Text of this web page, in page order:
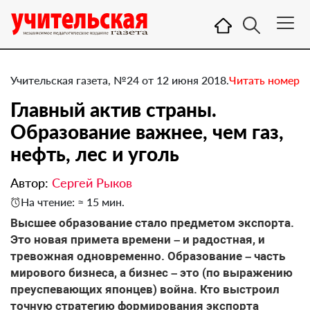
Учительская газета, №24 от 12 июня 2018.Читать номер
Главный актив страны.
Образование важнее, чем газ,
нефть, лес и уголь
Автор: Сергей Рыков
На чтение: ≈ 15 мин.
Высшее образование стало предметом экспорта.
Это новая примета времени – и радостная, и
тревожная одновременно. Образование – часть
мирового бизнеса, а бизнес – это (по выражению
преуспевающих японцев) война. Кто выстроил
точную стратегию формирования экспорта